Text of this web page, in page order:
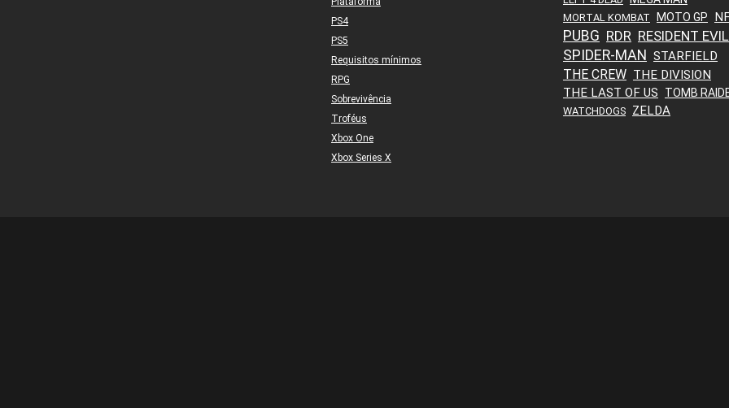
PS4
PS5
Requisitos mínimos
RPG
Sobrevivência
Troféus
Xbox One
Xbox Series X
MORTAL KOMBAT MOTO GP
PUBG RDR RESIDENT EVIL
SPIDER-MAN STARFIELD
THE CREW THE DIVISION
THE LAST OF US
TOMB
WATCHDOGS ZELDA